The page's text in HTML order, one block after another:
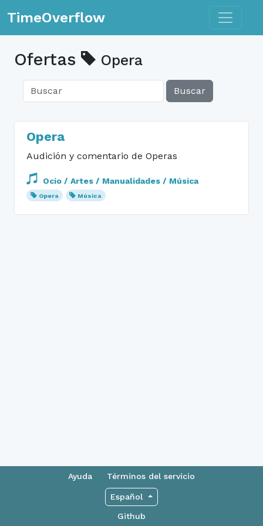
TimeOverflow Toggle
Ofertas Opera
Buscar
Opera
Audición y comentario de Operas
Ocio / Artes / Manualidades / Música
Opera Música
Ayuda Términos del servicio
Español
Github